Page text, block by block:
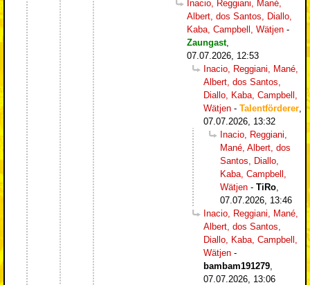
Inacio, Reggiani, Mané,
Albert, dos Santos, Diallo,
Kaba, Campbell, Wätjen -
Zaungast,
07.07.2026, 12:53
Inacio, Reggiani, Mané,
Albert, dos Santos,
Diallo, Kaba, Campbell,
Wätjen - Talentförderer
07.07.2026, 13:32
Inacio, Reggiani,
Mané, Albert, dos
Santos, Diallo,
Kaba, Campbell,
Wätjen - TiRo
07.07.2026, 13:46
Inacio, Reggiani, Mané,
Albert, dos Santos,
Diallo, Kaba, Campbell,
Wätjen -
bambam191279
07.07.2026, 13:06